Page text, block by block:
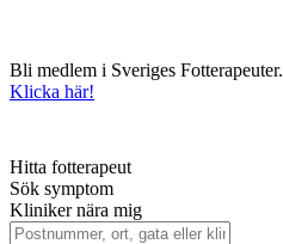
Bli medlem i Sveriges Fotterapeuter.
Klicka här!
Hitta fotterapeut
Sök symptom
Kliniker nära mig